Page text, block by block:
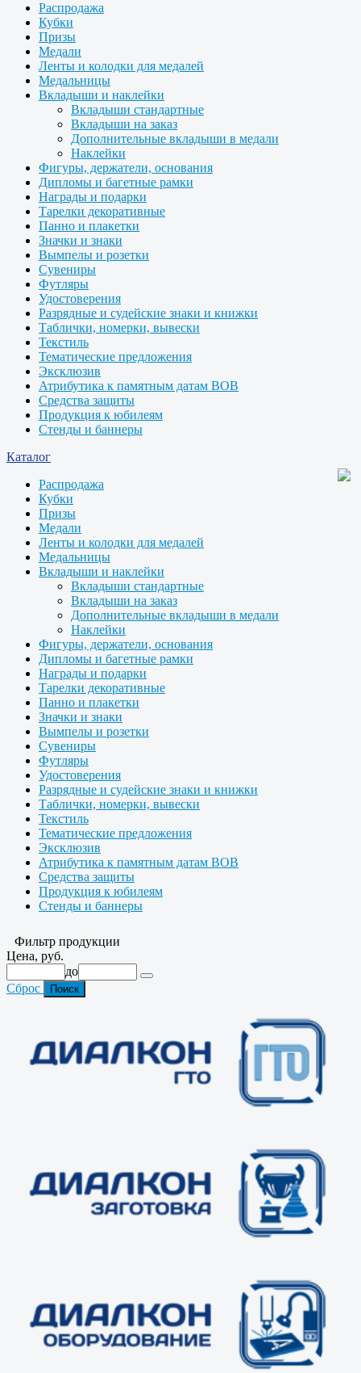
Распродажа
Кубки
Призы
Медали
Ленты и колодки для медалей
Медальницы
Вкладыши и наклейки
Вкладыши стандартные
Вкладыши на заказ
Дополнительные вкладыши в медали
Наклейки
Фигуры, держатели, основания
Дипломы и багетные рамки
Награды и подарки
Тарелки декоративные
Панно и плакетки
Значки и знаки
Вымпелы и розетки
Сувениры
Футляры
Удостоверения
Разрядные и судейские знаки и книжки
Таблички, номерки, вывески
Текстиль
Тематические предложения
Эксклюзив
Атрибутика к памятным датам ВОВ
Средства защиты
Продукция к юбилеям
Стенды и баннеры
Каталог
Распродажа
Кубки
Призы
Медали
Ленты и колодки для медалей
Медальницы
Вкладыши и наклейки
Вкладыши стандартные
Вкладыши на заказ
Дополнительные вкладыши в медали
Наклейки
Фигуры, держатели, основания
Дипломы и багетные рамки
Награды и подарки
Тарелки декоративные
Панно и плакетки
Значки и знаки
Вымпелы и розетки
Сувениры
Футляры
Удостоверения
Разрядные и судейские знаки и книжки
Таблички, номерки, вывески
Текстиль
Тематические предложения
Эксклюзив
Атрибутика к памятным датам ВОВ
Средства защиты
Продукция к юбилеям
Стенды и баннеры
Фильтр продукции
Цена, руб.
до
Сброс